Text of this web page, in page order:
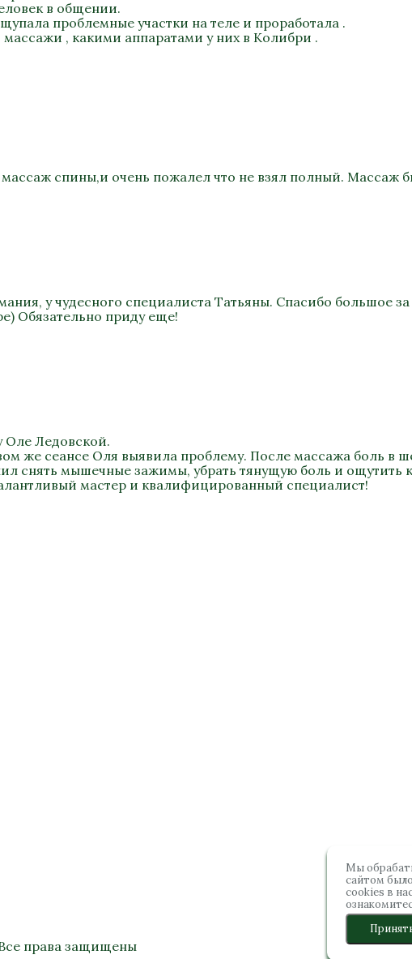
в общении.
проблемные участки на теле и проработала .
, какими аппаратами у них в Колибри .
спины,и очень пожалел что не взял полный. Массаж
у чудесного специалиста Татьяны. Спасибо большое
Обязательно приду еще!
Оле Ледовской.
же сеансе Оля выявила проблему. После массажа боль в
снять мышечные зажимы, убрать тянущую боль и
мастер и квалифицированный специалист!
права защищены
Мы
сайтом
сookies в